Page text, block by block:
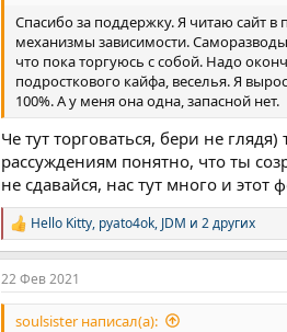
Спасибо за поддержку. Я читаю сайт
механизмы зависимости.
что пока торгуюсь с собой. Надо
подросткового кайфа, веселья. Я
100%. А у меня она одна, запасной нет.
Че тут торговаться, бери не
рассуждениям понятно, что ты
не сдавайся, нас тут много и
Р
е
а
к
ц
и
Hello Kitty, pyato4ok, JDM и 2 других
22 Фев 2021
soulsister написал(а):